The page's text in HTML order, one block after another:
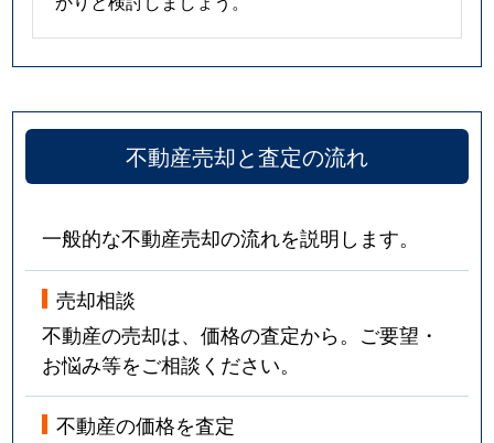
不動産売却と査定の流れ
一般的な不動産売却の流れを説明します。
売却相談
不動産の売却は、価格の査定から。ご要望・
お悩み等をご相談ください。
不動産の価格を査定